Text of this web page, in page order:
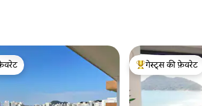
फ़ेवरेट गेस्ट्स का टॉप फ़ेवरेट
गेस्ट्स की फ़ेवरेट